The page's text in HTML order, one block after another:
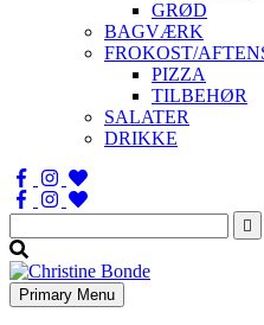
GRØD
BAGVÆRK
FROKOST/
PIZZA
TILBEHØR
SALATER
DRIKKE
Søg
efter:
Primary Menu